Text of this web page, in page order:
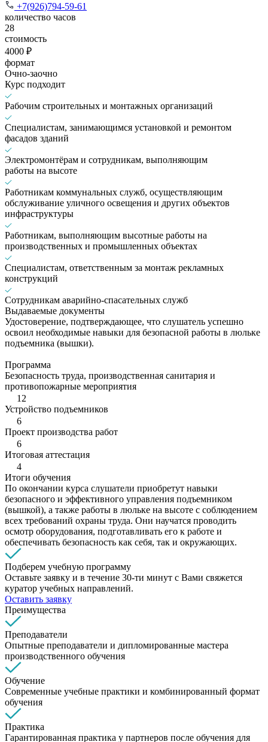
+7(926)794-59-61
количество часов
28
стоимость
4000 ₽
формат
Очно-заочно
Курс подходит
Рабочим строительных и монтажных организаций
Специалистам, занимающимся установкой и ремонтом
фасадов зданий
Электромонтёрам и сотрудникам, выполняющим
работы на высоте
Работникам коммунальных служб, осуществляющим
обслуживание уличного освещения и других объектов
инфраструктуры
Работникам, выполняющим высотные работы на
производственных и промышленных объектах
Специалистам, ответственным за монтаж рекламных
конструкций
Сотрудникам аварийно-спасательных служб
Выдаваемые документы
Удостоверение, подтверждающее, что слушатель успешно
освоил необходимые навыки для безопасной работы в люльке
подъемника (вышки).
Программа
Безопасность труда, производственная санитария и
противопожарные мероприятия
12
Устройство подъемников
6
Проект производства работ
6
Итоговая аттестация
4
Итоги обучения
По окончании курса слушатели приобретут навыки
безопасного и эффективного управления подъемником
(вышкой), а также работы в люльке на высоте с соблюдением
всех требований охраны труда. Они научатся проводить
осмотр оборудования, подготавливать его к работе и
обеспечивать безопасность как себя, так и окружающих.
Подберем учебную программу
Оставьте заявку и в течение 30-ти минут с Вами свяжется
куратор учебных направлений.
Оставить заявку
Преимущества
Преподаватели
Опытные преподаватели и дипломированные мастера
производственного обучения
Обучение
Современные учебные практики и комбинированный формат
обучения
Практика
Гарантированная практика у партнеров после обучения для